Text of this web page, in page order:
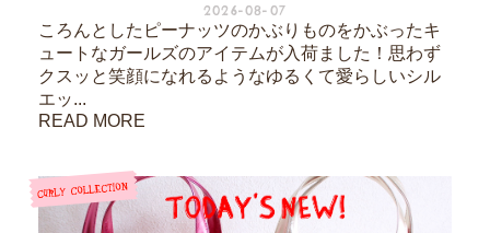
2026-08-07
ころんとしたピーナッツのかぶりものをかぶったキ
ュートなガールズのアイテムが入荷ました！思わず
クスッと笑顔になれるようなゆるくて愛らしいシル
エッ...
READ MORE